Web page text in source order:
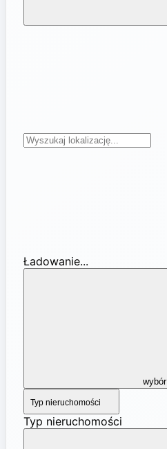
Ładowanie...
wybór
Typ nieruchomości
Typ nieruchomości